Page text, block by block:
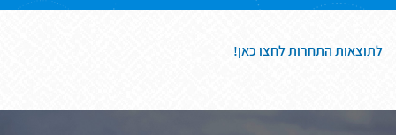
לתוצאות התחרות לחצו כאן!